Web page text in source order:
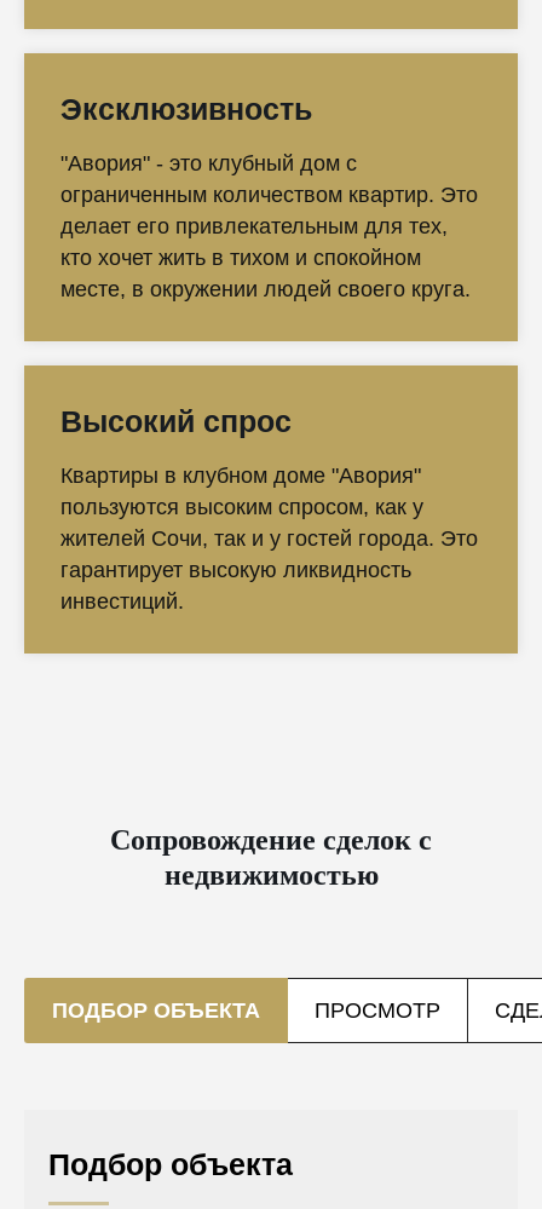
Эксклюзивность
"Авория" - это клубный дом с
ограниченным количеством квартир. Это
делает его привлекательным для тех,
кто хочет жить в тихом и спокойном
месте, в окружении людей своего круга.
Высокий спрос
Квартиры в клубном доме "Авория"
пользуются высоким спросом, как у
жителей Сочи, так и у гостей города. Это
гарантирует высокую ликвидность
инвестиций.
Сопровождение сделок с
недвижимостью
ПОДБОР ОБЪЕКТА ПРОСМОТР
Подбор объекта